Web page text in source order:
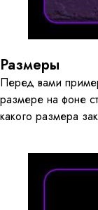
Размеры
Перед вами
размере на фоне
какого размера